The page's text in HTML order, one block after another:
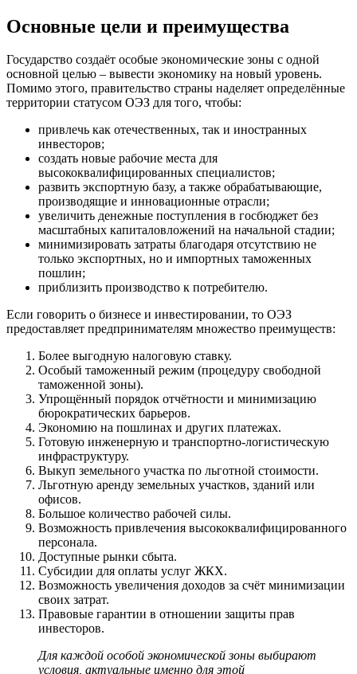
Основные цели и преимущества
Государство создаёт особые экономические зоны с одной
основной целью – вывести экономику на новый уровень.
Помимо этого, правительство страны наделяет определённые
территории статусом ОЭЗ для того, чтобы:
привлечь как отечественных, так и иностранных
инвесторов;
создать новые рабочие места для
высококвалифицированных специалистов;
развить экспортную базу, а также обрабатывающие,
производящие и инновационные отрасли;
увеличить денежные поступления в госбюджет без
масштабных капиталовложений на начальной стадии;
минимизировать затраты благодаря отсутствию не
только экспортных, но и импортных таможенных
пошлин;
приблизить производство к потребителю.
Если говорить о бизнесе и инвестировании, то ОЭЗ
предоставляет предпринимателям множество преимуществ:
Более выгодную налоговую ставку.
Особый таможенный режим (процедуру свободной
таможенной зоны).
Упрощённый порядок отчётности и минимизацию
бюрократических барьеров.
Экономию на пошлинах и других платежах.
Готовую инженерную и транспортно-логистическую
инфраструктуру.
Выкуп земельного участка по льготной стоимости.
Льготную аренду земельных участков, зданий или
офисов.
Большое количество рабочей силы.
Возможность привлечения высококвалифицированного
персонала.
Доступные рынки сбыта.
Субсидии для оплаты услуг ЖКХ.
Возможность увеличения доходов за счёт минимизации
своих затрат.
Правовые гарантии в отношении защиты прав
инвесторов.
Для каждой особой экономической зоны выбирают
условия, актуальные именно для этой